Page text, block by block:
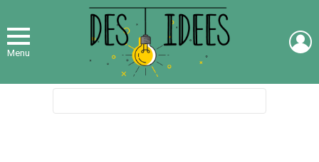
Menu